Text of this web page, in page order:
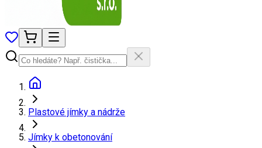
Plastové jímky a nádrže
Jímky k obetonování